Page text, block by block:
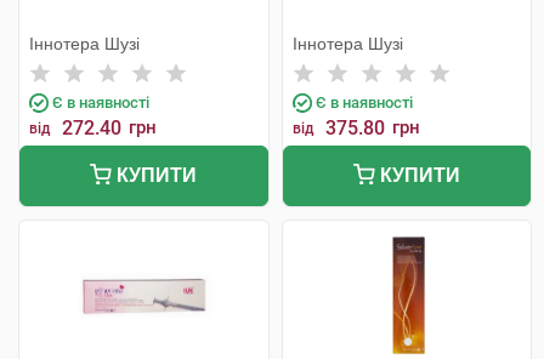
Іннотера Шузі
Є в наявності
від 272.40 грн
КУПИТИ
Іннотера Шузі
Є в наявності
від 375.80 грн
КУПИТИ